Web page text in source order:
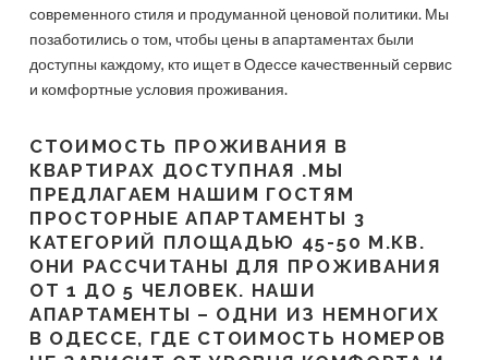
современного стиля и продуманной ценовой политики. Мы
позаботились о том, чтобы цены в апартаментах были
доступны каждому, кто ищет в Одессе качественный сервис
и комфортные условия проживания.
СТОИМОСТЬ ПРОЖИВАНИЯ В
КВАРТИРАХ ДОСТУПНАЯ .МЫ
ПРЕДЛАГАЕМ НАШИМ ГОСТЯМ
ПРОСТОРНЫЕ АПАРТАМЕНТЫ 3
КАТЕГОРИЙ ПЛОЩАДЬЮ 45-50 М.КВ.
ОНИ РАССЧИТАНЫ ДЛЯ ПРОЖИВАНИЯ
ОТ 1 ДО 5 ЧЕЛОВЕК. НАШИ
АПАРТАМЕНТЫ – ОДНИ ИЗ НЕМНОГИХ
В ОДЕССЕ, ГДЕ СТОИМОСТЬ НОМЕРОВ